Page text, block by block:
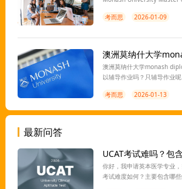
考而思 2026-01-09
澳洲莫纳什大学monash
以辅导作业吗？只辅导作业
考而思
2026-01-13
最新问答
UCAT考试难吗？包
你好，我申请英本医学专业
考试难度如何？主要包含哪